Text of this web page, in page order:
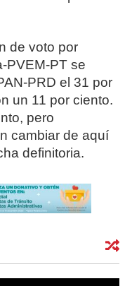
de voto por
PVEM-PT se
PRD el 31 por
un 11 por ciento.
pero
cambiar de aquí
definitoria.